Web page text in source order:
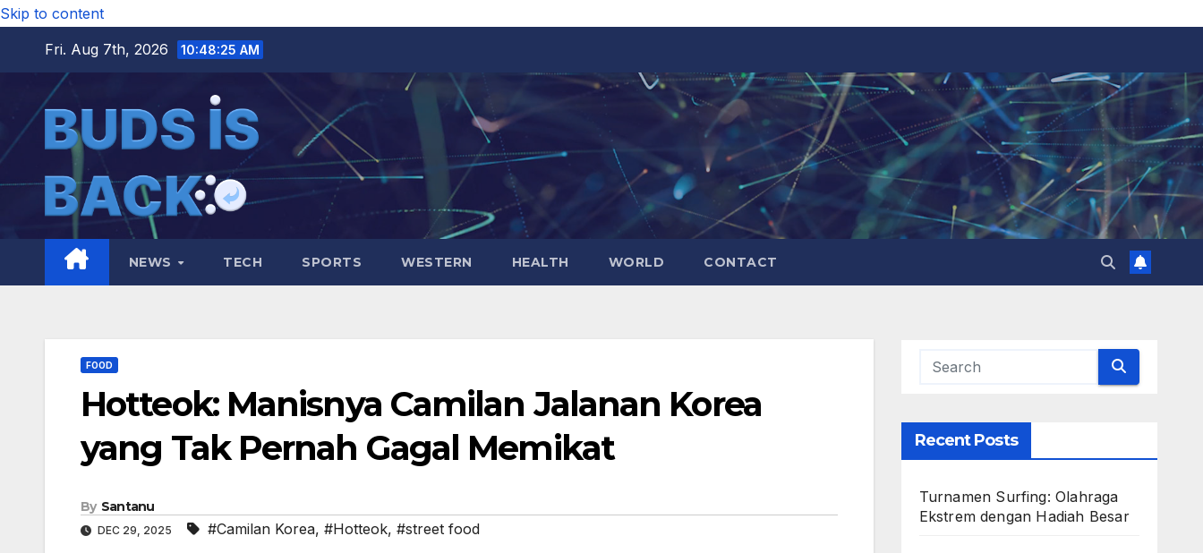
Skip to content
Fri. Aug 7th, 2026
10:48:26 AM
NEWS TECH SPORTS WESTERN HEALTH WORLD CONTACT
FOOD
Hotteok: Manisnya Camilan Jalanan Korea
yang Tak Pernah Gagal Memikat
By Santanu
DEC 29, 2025 #Camilan Korea, #Hotteok, #street food
Recent Posts
Turnamen Surfing: Olahraga
Ekstrem dengan Hadiah Besar